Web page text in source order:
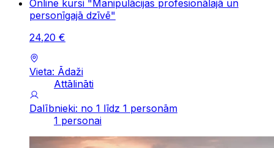
Online kursi "Manipulācijas profesionālajā un
personīgajā dzīvē"
24,20 €
Vieta: Ādaži
Attālināti
Dalībnieki: no 1 līdz 1 personām
1 personai